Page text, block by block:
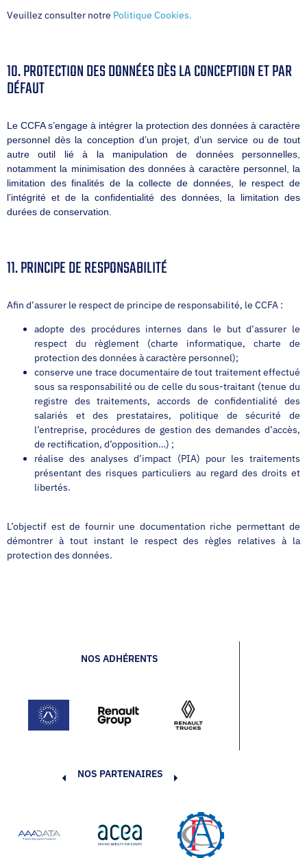
Veuillez consulter notre Politique Cookies.
10. PROTECTION DES DONNÉES DÈS LA CONCEPTION ET PAR
DÉFAUT
Le CCFA s’engage à intégrer la protection des données à caractère
personnel dès la conception d’un projet, d’un service ou de tout
autre outil lié à la manipulation de données personnelles,
notamment la minimisation des données à caractère personnel, la
limitation des finalités de la collecte de données, le respect de
l’intégrité et de la confidentialité des données, la limitation des
durées de conservation.
11. PRINCIPE DE RESPONSABILITÉ
Afin d’assurer le respect de principe de responsabilité, le CCFA :
adopte des procédures internes dans le but d’assurer le
respect du règlement (charte informatique, charte de
protection des données à caractère personnel);
conserve une trace documentaire de tout traitement effectué
sous sa responsabilité ou de celle du sous-traitant (tenue du
registre des traitements, accords de confidentialité des
salariés et des prestataires, politique de sécurité de
l’entreprise, procédures de gestion des demandes d’accès,
de rectification, d’opposition…) ;
réalise des analyses d’impact (PIA) pour les traitements
présentant des risques particuliers au regard des droits et
libertés.
L’objectif est de fournir une documentation riche permettant de
démontrer à tout instant le respect des règles relatives à la
protection des données.
NOS ADHÉRENTS
NOS PARTENAIRES